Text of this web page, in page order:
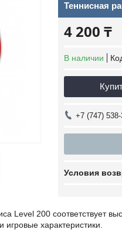
Теннисная
4 200 ₸
В наличии
+7 (747)
Level 200 соответствует
характеристики.